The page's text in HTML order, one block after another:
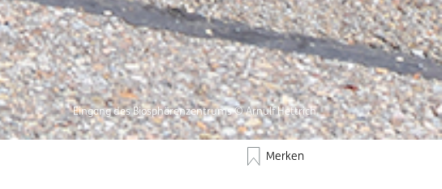
Eingang des Biosphärenzentrums © Arnulf Hettrich
Merken